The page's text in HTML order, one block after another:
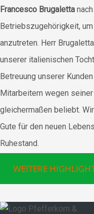
Francesco Brugaletta
Betriebszugehörigkeit,
anzutreten. Herr
unserer italienischen
Betreuung unserer
Mitarbeitern wegen
gleichermaßen beliebt.
Gute für den neuen
Ruhestand.
WEITERE